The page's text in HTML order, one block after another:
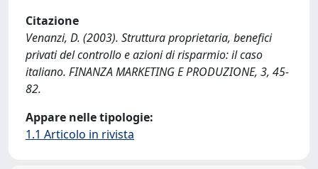
Citazione
Venanzi, D. (2003). Struttura proprietaria, benefici
privati del controllo e azioni di risparmio: il caso
italiano. FINANZA MARKETING E PRODUZIONE, 3, 45-
82.
Appare nelle tipologie:
1.1 Articolo in rivista